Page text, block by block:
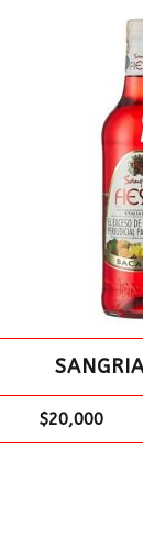
$20,000